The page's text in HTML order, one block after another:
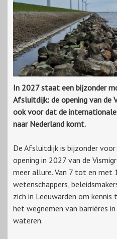
In 2027 staat een bijzonder
Afsluitdijk: de opening van de
ook voor dat de internationale
naar Nederland komt.
De Afsluitdijk is bijzonder
opening in 2027 van de
meer allure. Van 7 tot en met
wetenschappers,
zich in Leeuwarden om
het wegnemen van barrières
wateren.